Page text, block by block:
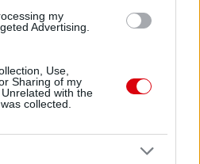
my
Advertising.
Use,
Sharing of my
with the
collected.
adományoddal
működését!